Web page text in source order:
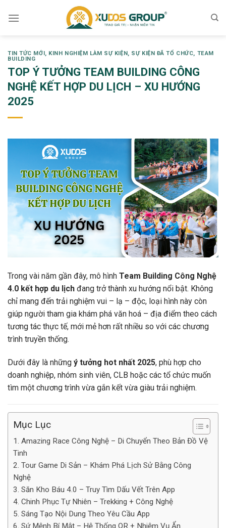
TIN TỨC MỚI, KINH NGHIỆM LÀM SỰ KIỆN, SỰ KIỆN ĐÃ TỔ CHỨC, TEAM
BUILDING
TOP Ý TƯỞNG TEAM BUILDING CÔNG
NGHỆ KẾT HỢP DU LỊCH – XU HƯỚNG
2025
Trong vài năm gần đây, mô hình Team Building Công Nghệ
4.0 kết hợp du lịch đang trở thành xu hướng nổi bật. Không
chỉ mang đến trải nghiệm vui – lạ – độc, loại hình này còn
giúp người tham gia khám phá văn hoá – địa điểm theo cách
tương tác thực tế, mới mẻ hơn rất nhiều so với các chương
trình truyền thống.
Dưới đây là những ý tưởng hot nhất 2025, phù hợp cho
doanh nghiệp, nhóm sinh viên, CLB hoặc các tổ chức muốn
tìm một chương trình vừa gắn kết vừa giàu trải nghiệm.
Mục Lục
1. Amazing Race Công Nghệ – Di Chuyển Theo Bản Đồ Vệ
Tinh
2. Tour Game Di Sản – Khám Phá Lịch Sử Bằng Công
Nghệ
3. Săn Kho Báu 4.0 – Truy Tìm Dấu Vết Trên App
4. Chinh Phục Tự Nhiên – Trekking + Công Nghệ
5. Sáng Tạo Nội Dung Theo Yêu Cầu App
6. Sứ Mệnh Bí Mật – Hệ Thống QR + Nhiệm Vụ Ẩn